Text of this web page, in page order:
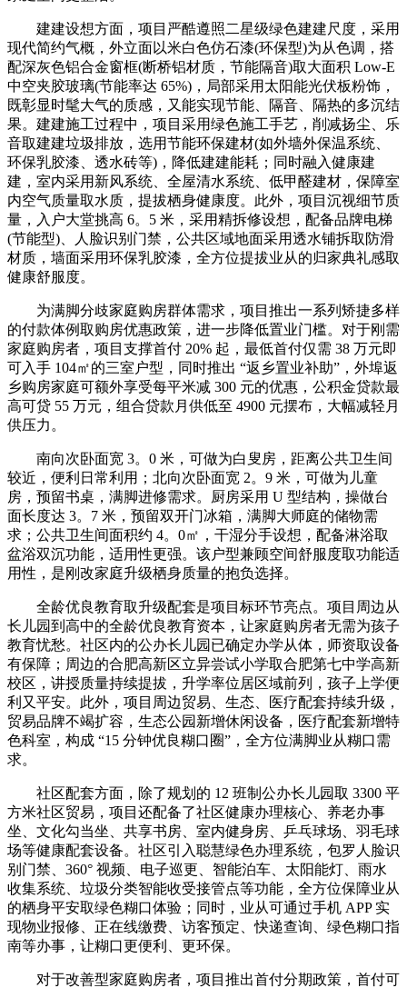
建建设想方面，项目严酷遵照二星级绿色建建尺度，采用
现代简约气概，外立面以米白色仿石漆(环保型)为从色调，搭
配深灰色铝合金窗框(断桥铝材质，节能隔音)取大面积 Low-E
中空夹胶玻璃(节能率达 65%)，局部采用太阳能光伏板粉饰，
既彰显时髦大气的质感，又能实现节能、隔音、隔热的多沉结
果。建建施工过程中，项目采用绿色施工手艺，削减扬尘、乐
音取建建垃圾排放，选用节能环保建材(如外墙外保温系统、
环保乳胶漆、透水砖等)，降低建建能耗；同时融入健康建
建，室内采用新风系统、全屋清水系统、低甲醛建材，保障室
内空气质量取水质，提拔栖身健康度。此外，项目沉视细节质
量，入户大堂挑高 6。5 米，采用精拆修设想，配备品牌电梯
(节能型)、人脸识别门禁，公共区域地面采用透水铺拆取防滑
材质，墙面采用环保乳胶漆，全方位提拔业从的归家典礼感取
健康舒服度。
为满脚分歧家庭购房群体需求，项目推出一系列矫捷多样
的付款体例取购房优惠政策，进一步降低置业门槛。对于刚需
家庭购房者，项目支撑首付 20% 起，最低首付仅需 38 万元即
可入手 104㎡的三室户型，同时推出 “返乡置业补助”，外埠返
乡购房家庭可额外享受每平米减 300 元的优惠，公积金贷款最
高可贷 55 万元，组合贷款月供低至 4900 元摆布，大幅减轻月
供压力。
南向次卧面宽 3。0 米，可做为白叟房，距离公共卫生间
较近，便利日常利用；北向次卧面宽 2。9 米，可做为儿童
房，预留书桌，满脚进修需求。厨房采用 U 型结构，操做台
面长度达 3。7 米，预留双开门冰箱，满脚大师庭的储物需
求；公共卫生间面积约 4。0㎡，干湿分手设想，配备淋浴取
盆浴双沉功能，适用性更强。该户型兼顾空间舒服度取功能适
用性，是刚改家庭升级栖身质量的抱负选择。
全龄优良教育取升级配套是项目标环节亮点。项目周边从
长儿园到高中的全龄优良教育资本，让家庭购房者无需为孩子
教育忧愁。社区内的公办长儿园已确定办学从体，师资取设备
有保障；周边的合肥高新区立异尝试小学取合肥第七中学高新
校区，讲授质量持续提拔，升学率位居区域前列，孩子上学便
利又平安。此外，项目周边贸易、生态、医疗配套持续升级，
贸易品牌不竭扩容，生态公园新增休闲设备，医疗配套新增特
色科室，构成 “15 分钟优良糊口圈”，全方位满脚业从糊口需
求。
社区配套方面，除了规划的 12 班制公办长儿园取 3300 平
方米社区贸易，项目还配备了社区健康办理核心、养老办事
坐、文化勾当坐、共享书房、室内健身房、乒乓球场、羽毛球
场等健康配套设备。社区引入聪慧绿色办理系统，包罗人脸识
别门禁、360° 视频、电子巡更、智能泊车、太阳能灯、雨水
收集系统、垃圾分类智能收受接管点等功能，全方位保障业从
的栖身平安取绿色糊口体验；同时，业从可通过手机 APP 实
现物业报修、正在线缴费、访客预定、快递查询、绿色糊口指
南等办事，让糊口更便利、更环保。
对于改善型家庭购房者，项目推出首付分期政策，首付可